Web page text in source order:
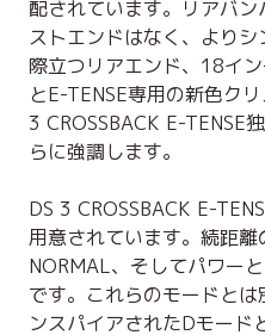
配されています。リアバ
ストエンドはなく、より
際立つリアエンド、18イ
とE-TENSE専用の新色ク
3 CROSSBACK E-TENSE
らに強調します。
DS 3 CROSSBACK E-
用意されています。続距
NORMAL、そしてパワー
です。これらのモードと
ンスパイアされたDモード